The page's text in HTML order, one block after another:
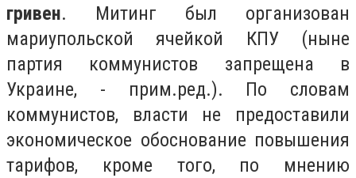
гривен. Митинг был организован
мариупольской ячейкой КПУ (ныне
партия коммунистов запрещена в
Украине, - прим.ред.). По словам
коммунистов, власти не предоставили
экономическое обоснование повышения
тарифов, кроме того, по мнению